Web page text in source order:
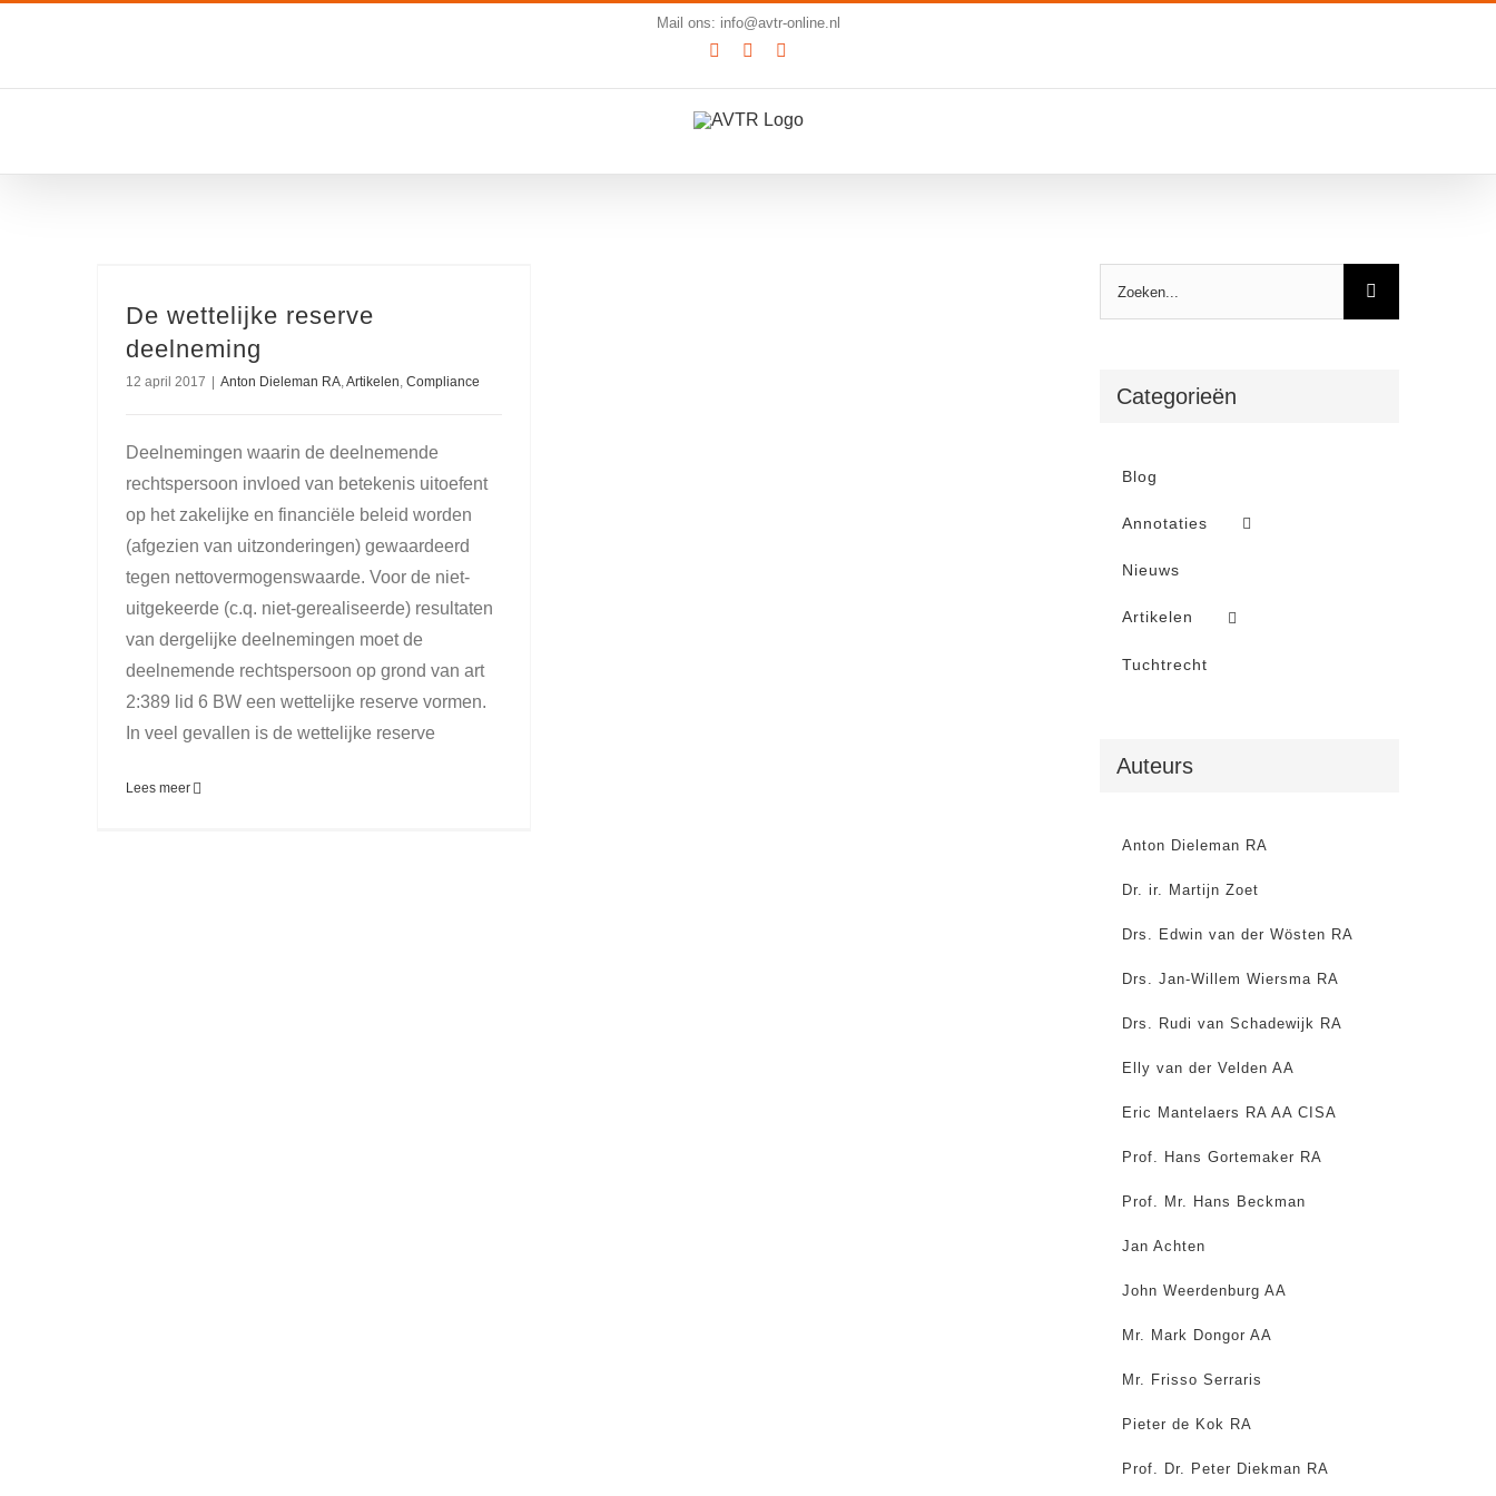
Mail ons: info@avtr-online.nl
YouTubeLinkedIn
De wettelijke reserve
deelneming
12 april 2017 Anton Dieleman RA,Artikelen, Compliance
Deelnemingen waarin de deelnemende
rechtspersoon invloed van betekenis uitoefent
op het zakelijke en financiële beleid worden
(afgezien van uitzonderingen) gewaardeerd
tegen nettovermogenswaarde. Voor de niet-
uitgekeerde (c.q. niet-gerealiseerde) resultaten
van dergelijke deelnemingen moet de
deelnemende rechtspersoon op grond van art
2:389 lid 6 BW een wettelijke reserve vormen.
In veel gevallen is de wettelijke reserve
Lees meer
Categorieën
Blog
Annotaties
Nieuws
Artikelen
Tuchtrecht
Auteurs
Anton Dieleman RA
Dr. ir. Martijn Zoet
Drs. Edwin van der Wösten RA
Drs. Jan-Willem Wiersma RA
Drs. Rudi van Schadewijk RA
Elly van der Velden AA
Eric Mantelaers RA AA CISA
Prof. Hans Gortemaker RA
Prof. Mr. Hans Beckman
Jan Achten
John Weerdenburg AA
Mr. Mark Dongor AA
Mr. Frisso Serraris
Pieter de Kok RA
Prof. Dr. Peter Diekman RA